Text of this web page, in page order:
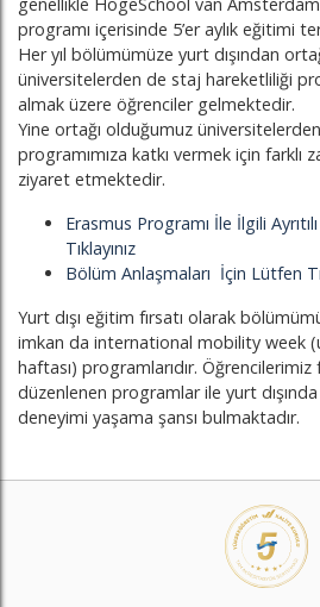
programı içerisinde 5’er aylık eğitimi
Her yıl bölümümüze yurt dışından
üniversitelerden de staj hareketliliği
almak üzere öğrenciler gelmektedir.
Yine ortağı olduğumuz
programımıza katkı vermek için farklı
ziyaret etmektedir.
Erasmus Programı İle İlgili
Tıklayınız
Bölüm Anlaşmaları İçin Lütfen
Yurt dışı eğitim fırsatı olarak
imkan da international mobility week
haftası) programlarıdır. Öğrencilerimiz
düzenlenen programlar ile yurt
deneyimi yaşama şansı bulmaktadır.